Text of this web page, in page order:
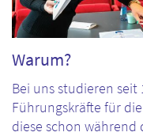
Warum?
Bei uns studieren seit
Führungskräfte für
diese schon während